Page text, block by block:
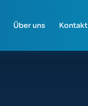
Über uns Kontakt